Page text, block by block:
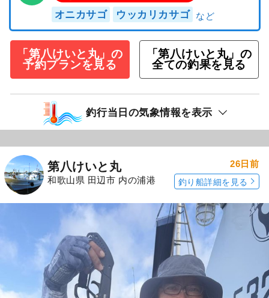
オニカサゴ ウッカリカサゴ
「第八けいと丸」の
予約プランを見る
「第八けいと丸」の
全ての釣果を見る
釣行当日の気象情報を表示
第八けいと丸
和歌山県 田辺市 内の浦港
26日前
釣り船詳細を見る